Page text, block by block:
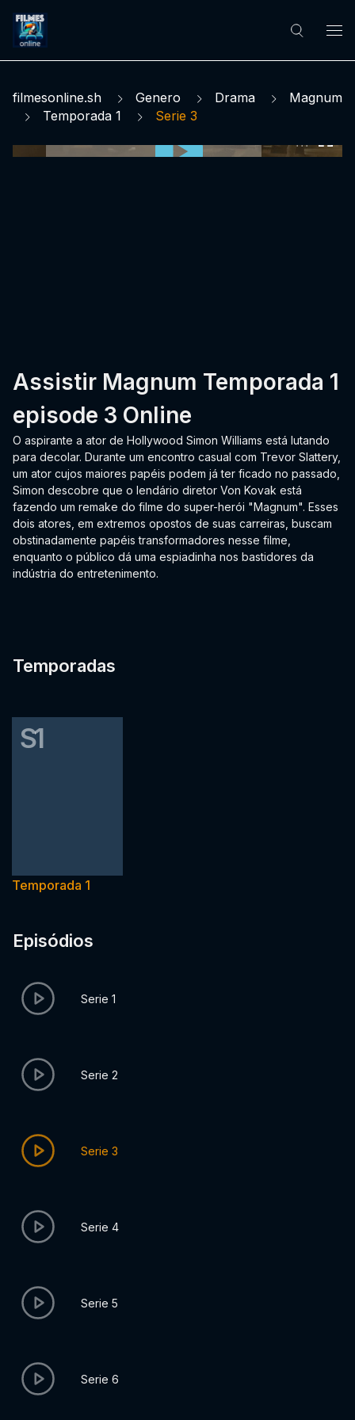
filmesonline.sh Genero Drama
Magnum
Temporada 1
Serie 3
Assistir Magnum Temporada 1
episode 3 Online
O aspirante a ator de Hollywood Simon Williams está lutando
para decolar. Durante um encontro casual com Trevor Slattery,
um ator cujos maiores papéis podem já ter ficado no passado,
Simon descobre que o lendário diretor Von Kovak está
fazendo um remake do filme do super-herói "Magnum". Esses
dois atores, em extremos opostos de suas carreiras, buscam
obstinadamente papéis transformadores nesse filme,
enquanto o público dá uma espiadinha nos bastidores da
indústria do entretenimento.
Temporadas
S1
Temporada 1
Episódios
Serie 1
Serie 2
Serie 3
Serie 4
Serie 5
Serie 6